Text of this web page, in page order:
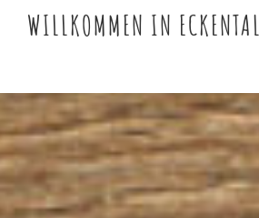
WILLKOMMEN IN ECKENTAL